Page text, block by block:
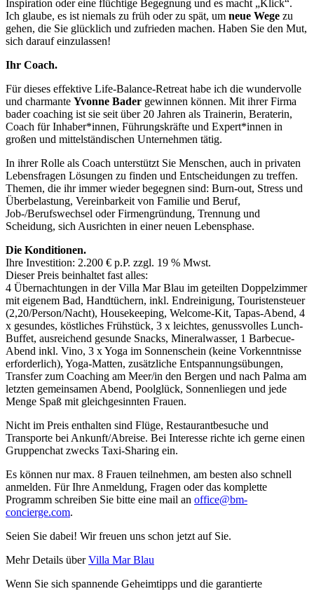
Inspiration oder eine flüchtige Begegnung und es macht „Klick“.
Ich glaube, es ist niemals zu früh oder zu spät, um neue Wege zu
gehen, die Sie glücklich und zufrieden machen. Haben Sie den Mut,
sich darauf einzulassen!
Ihr Coach.
Für dieses effektive Life-Balance-Retreat habe ich die wundervolle
und charmante Yvonne Bader gewinnen können. Mit ihrer Firma
bader coaching ist sie seit über 20 Jahren als Trainerin, Beraterin,
Coach für Inhaber*innen, Führungskräfte und Expert*innen in
großen und mittelständischen Unternehmen tätig.
In ihrer Rolle als Coach unterstützt Sie Menschen, auch in privaten
Lebensfragen Lösungen zu finden und Entscheidungen zu treffen.
Themen, die ihr immer wieder begegnen sind: Burn-out, Stress und
Überbelastung, Vereinbarkeit von Familie und Beruf,
Job-/Berufswechsel oder Firmengründung, Trennung und
Scheidung, sich Ausrichten in einer neuen Lebensphase.
Die Konditionen.
Ihre Investition: 2.200 € p.P. zzgl. 19 % Mwst.
Dieser Preis beinhaltet fast alles:
4 Übernachtungen in der Villa Mar Blau im geteilten Doppelzimmer
mit eigenem Bad, Handtüchern, inkl. Endreinigung, Touristensteuer
(2,20/Person/Nacht), Housekeeping, Welcome-Kit, Tapas-Abend, 4
x gesundes, köstliches Frühstück, 3 x leichtes, genussvolles Lunch-
Buffet, ausreichend gesunde Snacks, Mineralwasser, 1 Barbecue-
Abend inkl. Vino, 3 x Yoga im Sonnenschein (keine Vorkenntnisse
erforderlich), Yoga-Matten, zusätzliche Entspannungsübungen,
Transfer zum Coaching am Meer/in den Bergen und nach Palma am
letzten gemeinsamen Abend, Poolglück, Sonnenliegen und jede
Menge Spaß mit gleichgesinnten Frauen.
Nicht im Preis enthalten sind Flüge, Restaurantbesuche und
Transporte bei Ankunft/Abreise. Bei Interesse richte ich gerne einen
Gruppenchat zwecks Taxi-Sharing ein.
Es können nur max. 8 Frauen teilnehmen, am besten also schnell
anmelden. Für Ihre Anmeldung, Fragen oder das komplette
Programm schreiben Sie bitte eine mail an office@bm-
concierge.com.
Seien Sie dabei! Wir freuen uns schon jetzt auf Sie.
Mehr Details überVilla Mar Blau
Wenn Sie sich spannende Geheimtipps und die garantierte